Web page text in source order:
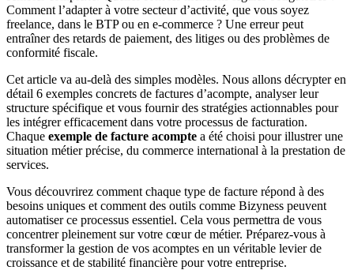
Comment l’adapter à votre secteur d’activité, que vous soyez
freelance, dans le BTP ou en e-commerce ? Une erreur peut
entraîner des retards de paiement, des litiges ou des problèmes de
conformité fiscale.
Cet article va au-delà des simples modèles. Nous allons décrypter en
détail 6 exemples concrets de factures d’acompte, analyser leur
structure spécifique et vous fournir des stratégies actionnables pour
les intégrer efficacement dans votre processus de facturation.
Chaque exemple de facture acompte a été choisi pour illustrer une
situation métier précise, du commerce international à la prestation de
services.
Vous découvrirez comment chaque type de facture répond à des
besoins uniques et comment des outils comme Bizyness peuvent
automatiser ce processus essentiel. Cela vous permettra de vous
concentrer pleinement sur votre cœur de métier. Préparez-vous à
transformer la gestion de vos acomptes en un véritable levier de
croissance et de stabilité financière pour votre entreprise.